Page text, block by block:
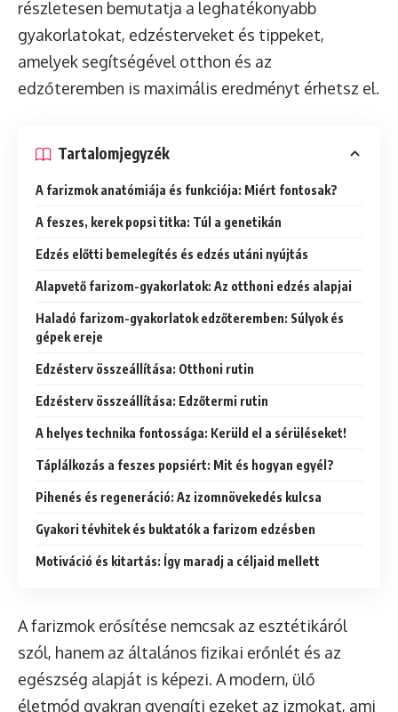
részletesen bemutatja a leghatékonyabb
gyakorlatokat, edzésterveket és tippeket,
amelyek segítségével otthon és az
edzőteremben is maximális eredményt érhetsz el.
Tartalomjegyzék
A farizmok anatómiája és funkciója: Miért fontosak?
A feszes, kerek popsi titka: Túl a genetikán
Edzés előtti bemelegítés és edzés utáni nyújtás
Alapvető farizom-gyakorlatok: Az otthoni edzés alapjai
Haladó farizom-gyakorlatok edzőteremben: Súlyok és
gépek ereje
Edzésterv összeállítása: Otthoni rutin
Edzésterv összeállítása: Edzőtermi rutin
A helyes technika fontossága: Kerüld el a sérüléseket!
Táplálkozás a feszes popsiért: Mit és hogyan egyél?
Pihenés és regeneráció: Az izomnövekedés kulcsa
Gyakori tévhitek és buktatók a farizom edzésben
Motiváció és kitartás: Így maradj a céljaid mellett
A farizmok erősítése nemcsak az esztétikáról
szól, hanem az általános fizikai erőnlét és az
egészség alapját is képezi. A modern, ülő
életmód gyakran gyengíti ezeket az izmokat, ami